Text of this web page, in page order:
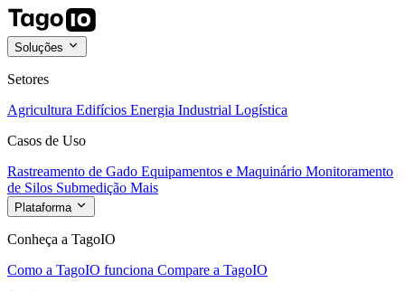
Soluções
Setores
Agricultura Edifícios Energia Industrial Logística
Casos de Uso
Rastreamento de Gado Equipamentos e Maquinário Monitoramento
de Silos Submedição Mais
Plataforma
Conheça a TagoIO
Como a TagoIO funciona Compare a TagoIO